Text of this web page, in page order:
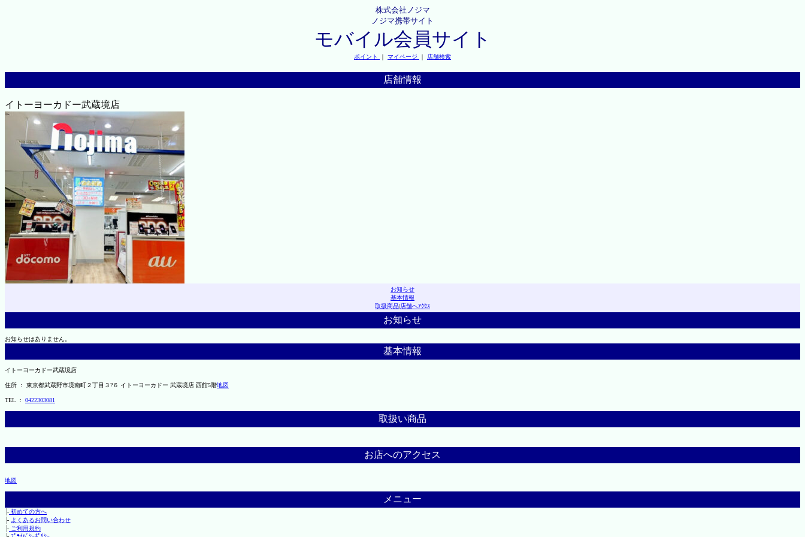
株式会社ノジマ
ノジマ携帯サイト
モバイル会員サイト
ポイント ｜ マイページ ｜ 店舗検索
店舗情報
イトーヨーカドー武蔵境店
お知らせ
基本情報
取扱商品|店舗へｱｸｾｽ
お知らせ
お知らせはありません。
基本情報
イトーヨーカドー武蔵境店
住所 ： 東京都武蔵野市境南町２丁目３?６ イトーヨーカドー 武蔵境店 西館5階地図
TEL ： 0422303081
取扱い商品
お店へのアクセス
地図
メニュー
├初めての方へ
├ よくあるお問い合わせ
├ご利用規約